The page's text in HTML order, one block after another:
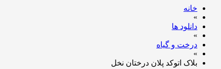
خانه
دانلود ها
درخت و گیاه
بلاک اتوکد پلان درختان نخل